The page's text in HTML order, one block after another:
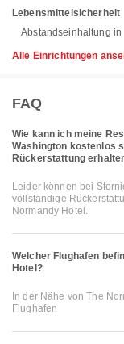
Lebensmittelsicherheit
Abstandseinhaltung in
Alle Einrichtungen
FAQ
Wie kann ich meine
Washington kostenlos
Rückerstattung
Leider können bei
vollständige
Normandy Hotel.
Welcher Flughafen
Hotel?
In der Nähe von The
Flughafen